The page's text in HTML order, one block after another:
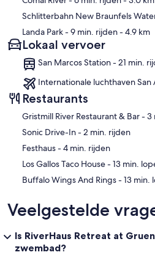
In the side yard you'll enjoy an In-
and spacious flagstone veranda for
with walk-in shower can be found in
and sun loungers surround the pool.
In the lower yard at the river's edge,
and a large wood burning fire-pit -
enjoy a dip in the river. Look out over
massive stone retaining wall. River
the water's edge - swim, fish, kayak,
off the back of the property.
Special Events Allowed - Perfect for
Schlitterbahn New Braunfels
Landa Park- 9 min. rijden- 4.9 km
Lokaal vervoer
San Marcos Station - 21 min.
Internationale luchthaven San
Restaurants
‪Sonic Drive-In - ‬2 min. rijden
‪Festhaus - ‬4 min. rijden
‪Los Gallos Taco House - ‬13
‪Buffalo Wings And
Veelgestelde
Is RiverHaus Retreat at
zwembad?